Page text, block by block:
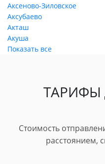
Аксеново-Зиловское
Аксубаево
Акташ
Акуша
Показать все
ТАРИФЫ
Стоимость
расстоянием,